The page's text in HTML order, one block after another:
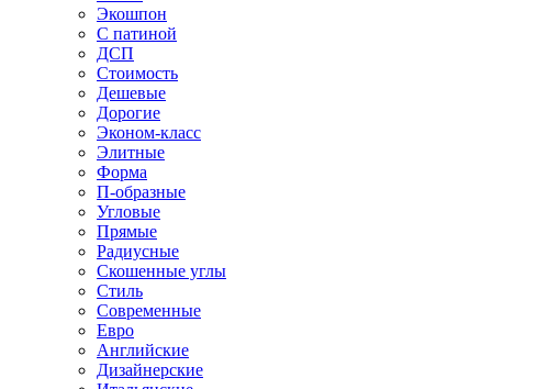
Экошпон
С патиной
ДСП
Стоимость
Дешевые
Дорогие
Эконом-класс
Элитные
Форма
П-образные
Угловые
Прямые
Радиусные
Скошенные углы
Стиль
Современные
Евро
Английские
Дизайнерские